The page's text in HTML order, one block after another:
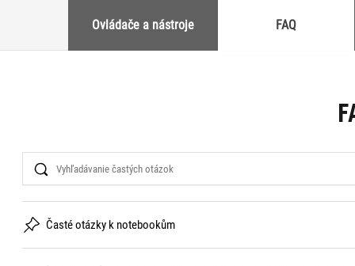
Ovládače a nástroje FAQ
Search
Časté otázky k notebookům